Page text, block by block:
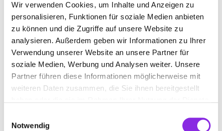
Wir verwenden Cookies, um Inhalte und Anzeigen zu
personalisieren, Funktionen für soziale Medien anbieten
zu können und die Zugriffe auf unsere Website zu
analysieren. Außerdem geben wir Informationen zu Ihrer
Verwendung unserer Website an unsere Partner für
soziale Medien, Werbung und Analysen weiter. Unsere
Partner führen diese Informationen möglicherweise mit
weiteren Daten zusammen, die Sie ihnen bereitgestellt
Notwendig
AUTOVERWERTUNG
Suchen nach
Finden